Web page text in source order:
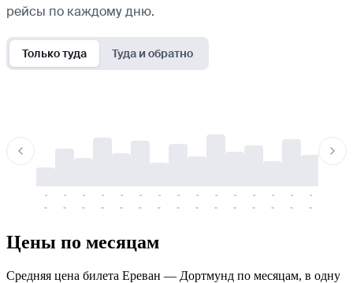
рейсы по каждому дню.
Только туда Туда и обратно
-
-
-
-
-
-
-
-
-
-
-
-
-
-
-
-
-
-
-
-
-
-
-
-
-
-
-
-
-
-
Цены по месяцам
Средняя цена билета Ереван — Дортмунд по месяцам, в одну